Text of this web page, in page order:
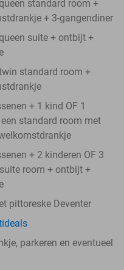
standard room +
+ 3-gangendiner
suite + ontbijt +
standard room +
+ 1 kind OF 1
standard room met
+ 2 kinderen OF 3
room + ontbijt +
pittoreske Deventer
parkeren en eventueel